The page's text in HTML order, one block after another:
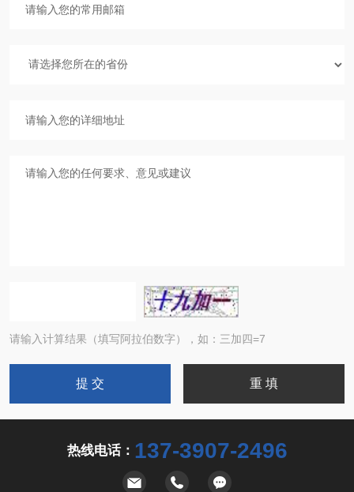
请输入计算结果（填写阿拉伯数字），如：三加四=7
热线电话： 137-3907-2496